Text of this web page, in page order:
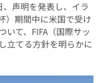
声明を発表し、イラ
）期間中に米国で受け
いて、FIFA（国際サッ
立てる方針を明らかに